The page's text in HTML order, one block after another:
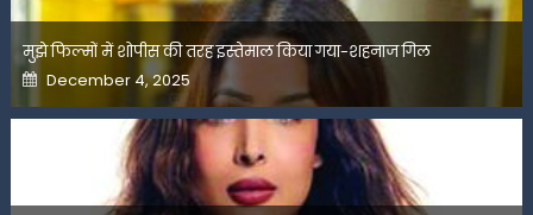
मुझे फिल्मों में शोपीस की तरह इस्तेमाल किया गया-शहनाज गिल
Posted
on
December 4, 2025